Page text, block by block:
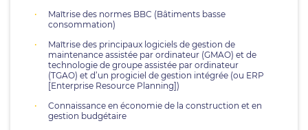
Maîtrise des normes BBC (Bâtiments basse
consommation)
Maîtrise des principaux logiciels de gestion de
maintenance assistée par ordinateur (GMAO) et de
technologie de groupe assistée par ordinateur
(TGAO) et d’un progiciel de gestion intégrée (ou ERP
[Enterprise Resource Planning])
Connaissance en économie de la construction et en
gestion budgétaire